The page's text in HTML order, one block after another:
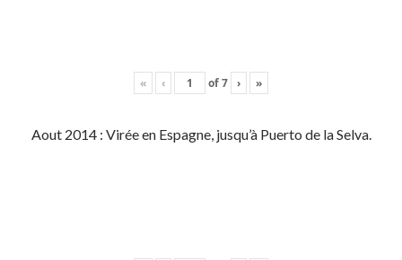
« ‹ of7 › »
Aout 2014 : Virée en Espagne, jusqu’à Puerto de la Selva.